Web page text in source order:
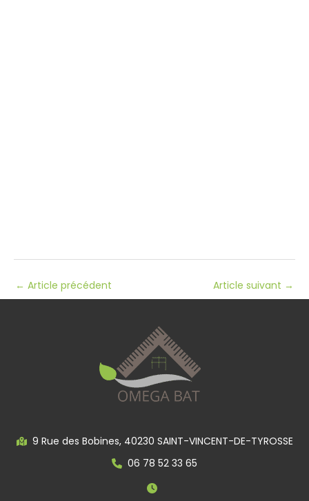
← Article précédent Article suivant →
9 Rue des Bobines, 40230 SAINT-VINCENT-DE-TYROSSE
06 78 52 33 65